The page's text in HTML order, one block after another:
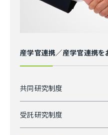
産学官連携／産学官連携
共同研究制度
受託研究制度